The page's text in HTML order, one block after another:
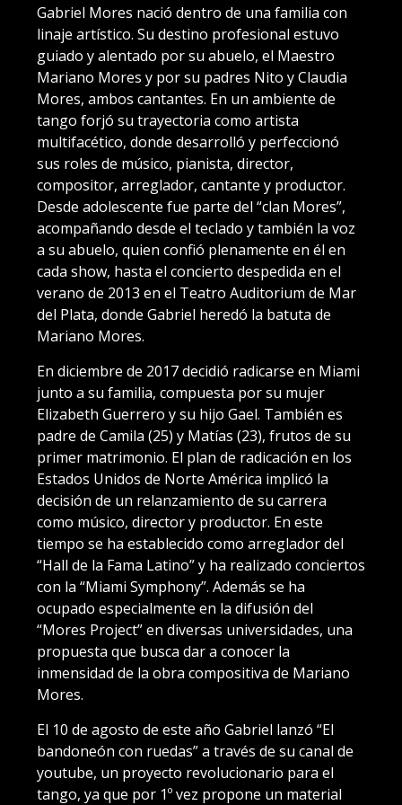
Gabriel Mores nació dentro de una familia con
linaje artístico. Su destino profesional estuvo
guiado y alentado por su abuelo, el Maestro
Mariano Mores y por su padres Nito y Claudia
Mores, ambos cantantes. En un ambiente de
tango forjó su trayectoria como artista
multifacético, donde desarrolló y perfeccionó
sus roles de músico, pianista, director,
compositor, arreglador, cantante y productor.
Desde adolescente fue parte del “clan Mores”,
acompañando desde el teclado y también la voz
a su abuelo, quien confió plenamente en él en
cada show, hasta el concierto despedida en el
verano de 2013 en el Teatro Auditorium de Mar
del Plata, donde Gabriel heredó la batuta de
Mariano Mores.
En diciembre de 2017 decidió radicarse en Miami
junto a su familia, compuesta por su mujer
Elizabeth Guerrero y su hijo Gael. También es
padre de Camila (25) y Matías (23), frutos de su
primer matrimonio. El plan de radicación en los
Estados Unidos de Norte América implicó la
decisión de un relanzamiento de su carrera
como músico, director y productor. En este
tiempo se ha establecido como arreglador del
“Hall de la Fama Latino” y ha realizado conciertos
con la “Miami Symphony”. Además se ha
ocupado especialmente en la difusión del
“Mores Project” en diversas universidades, una
propuesta que busca dar a conocer la
inmensidad de la obra compositiva de Mariano
Mores.
El 10 de agosto de este año Gabriel lanzó “El
bandoneón con ruedas” a través de su canal de
youtube, un proyecto revolucionario para el
tango, ya que por 1º vez propone un material